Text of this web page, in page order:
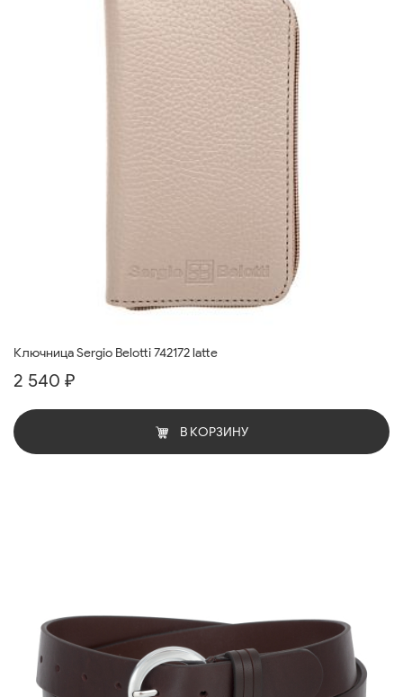
Ключница Sergio Belotti 742172 latte
2 540 ₽
В КОРЗИНУ